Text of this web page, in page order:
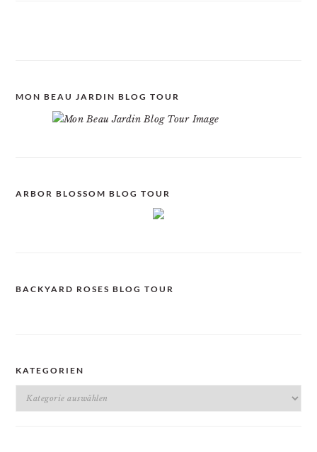
MON BEAU JARDIN BLOG TOUR
ARBOR BLOSSOM BLOG TOUR
BACKYARD ROSES BLOG TOUR
KATEGORIEN
Kategorien